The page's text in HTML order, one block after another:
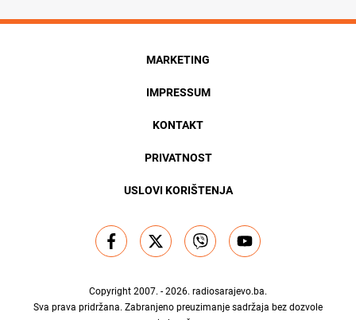
MARKETING
IMPRESSUM
KONTAKT
PRIVATNOST
USLOVI KORIŠTENJA
Copyright 2007. - 2026. radiosarajevo.ba.
Sva prava pridržana. Zabranjeno preuzimanje sadržaja bez dozvole